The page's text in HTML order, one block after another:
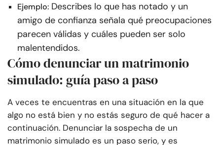
Ejemplo: Describes lo que has notado y un
amigo de confianza señala qué preocupaciones
parecen válidas y cuáles pueden ser solo
malentendidos.
Cómo denunciar un matrimonio
simulado: guía paso a paso
A veces te encuentras en una situación en la que
algo no está bien y no estás seguro de qué hacer a
continuación. Denunciar la sospecha de un
matrimonio simulado es un paso serio, y es